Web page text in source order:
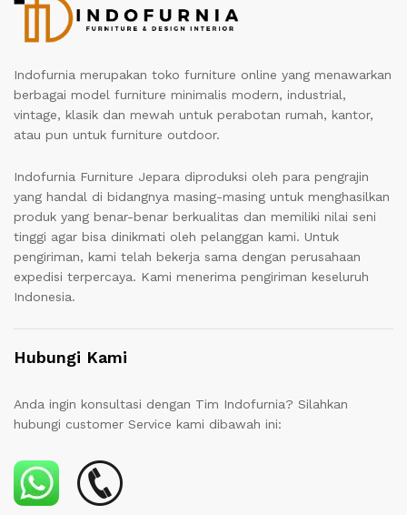
Indofurnia merupakan toko furniture online yang menawarkan
berbagai model furniture minimalis modern, industrial,
vintage, klasik dan mewah untuk perabotan rumah, kantor,
atau pun untuk furniture outdoor.
Indofurnia Furniture Jepara diproduksi oleh para pengrajin
yang handal di bidangnya masing-masing untuk menghasilkan
produk yang benar-benar berkualitas dan memiliki nilai seni
tinggi agar bisa dinikmati oleh pelanggan kami. Untuk
pengiriman, kami telah bekerja sama dengan perusahaan
expedisi terpercaya. Kami menerima pengiriman keseluruh
Indonesia.
Hubungi Kami
Anda ingin konsultasi dengan Tim Indofurnia? Silahkan
hubungi customer Service kami dibawah ini: